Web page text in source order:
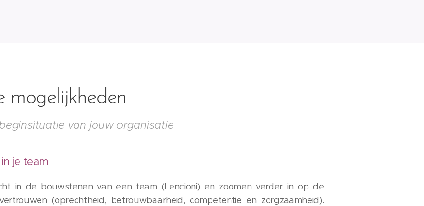
mogelijkheden
van jouw organisatie
je team
in de bouwstenen van een team (Lencioni) en zoomen verder in op de
(oprechtheid, betrouwbaarheid, competentie en zorgzaamheid).